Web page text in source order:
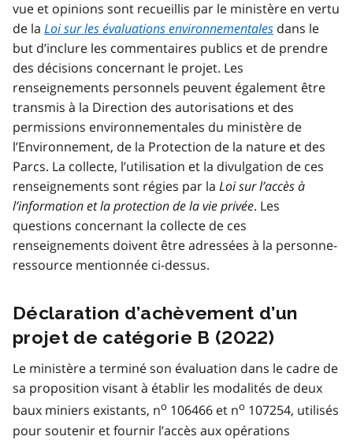
vue et opinions sont recueillis par le ministère en vertu
de la Loi sur les évaluations environnementales dans le
but d’inclure les commentaires publics et de prendre
des décisions concernant le projet. Les
renseignements personnels peuvent également être
transmis à la Direction des autorisations et des
permissions environnementales du ministère de
l’Environnement, de la Protection de la nature et des
Parcs. La collecte, l’utilisation et la divulgation de ces
renseignements sont régies par la Loi sur l’accès à
l’information et la protection de la vie privée. Les
questions concernant la collecte de ces
renseignements doivent être adressées à la personne-
ressource mentionnée ci-dessus.
Déclaration d’achèvement d’un
projet de catégorie B (2022)
Le ministère a terminé son évaluation dans le cadre de
sa proposition visant à établir les modalités de deux
baux miniers existants, no 106466 et no 107254, utilisés
pour soutenir et fournir l’accès aux opérations